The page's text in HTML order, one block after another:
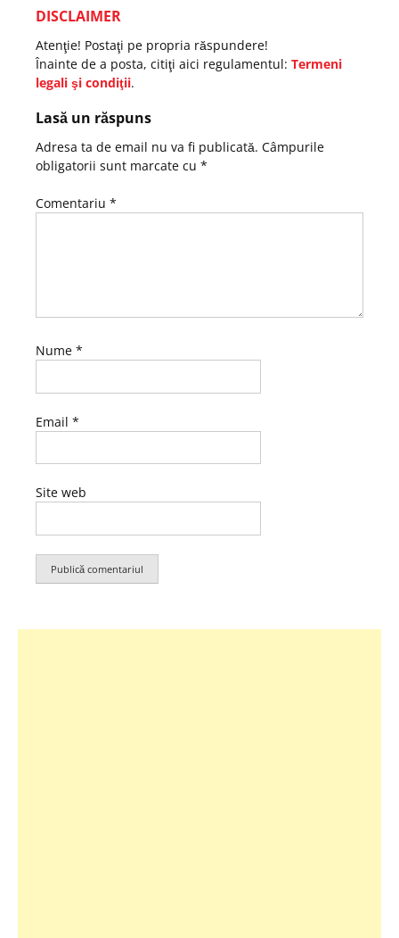
DISCLAIMER
Atenţie! Postaţi pe propria răspundere!
Înainte de a posta, citiţi aici regulamentul: Termeni
legali şi condiţii.
Lasă un răspuns
Adresa ta de email nu va fi publicată. Câmpurile
obligatorii sunt marcate cu *
Comentariu *
Nume *
Email *
Site web